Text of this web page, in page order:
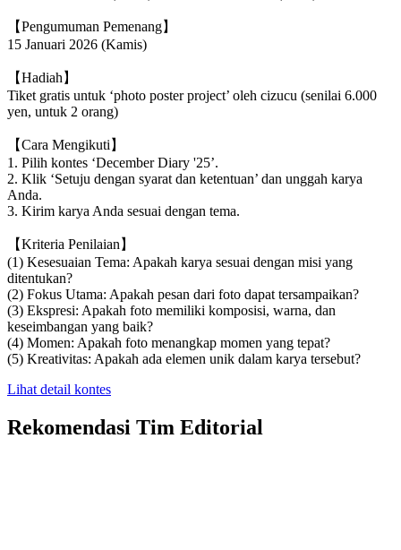
【Pengumuman Pemenang】
15 Januari 2026 (Kamis)
【Hadiah】
Tiket gratis untuk ‘photo poster project’ oleh cizucu (senilai 6.000
yen, untuk 2 orang)
【Cara Mengikuti】
1. Pilih kontes ‘December Diary '25’.
2. Klik ‘Setuju dengan syarat dan ketentuan’ dan unggah karya
Anda.
3. Kirim karya Anda sesuai dengan tema.
【Kriteria Penilaian】
(1) Kesesuaian Tema: Apakah karya sesuai dengan misi yang
ditentukan?
(2) Fokus Utama: Apakah pesan dari foto dapat tersampaikan?
(3) Ekspresi: Apakah foto memiliki komposisi, warna, dan
keseimbangan yang baik?
(4) Momen: Apakah foto menangkap momen yang tepat?
(5) Kreativitas: Apakah ada elemen unik dalam karya tersebut?
Lihat detail kontes
Rekomendasi Tim Editorial